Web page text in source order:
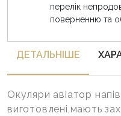
перелік
поверненню та
ДЕТАЛЬНIШЕ
Окуляри авіатор
виготовлені,мають